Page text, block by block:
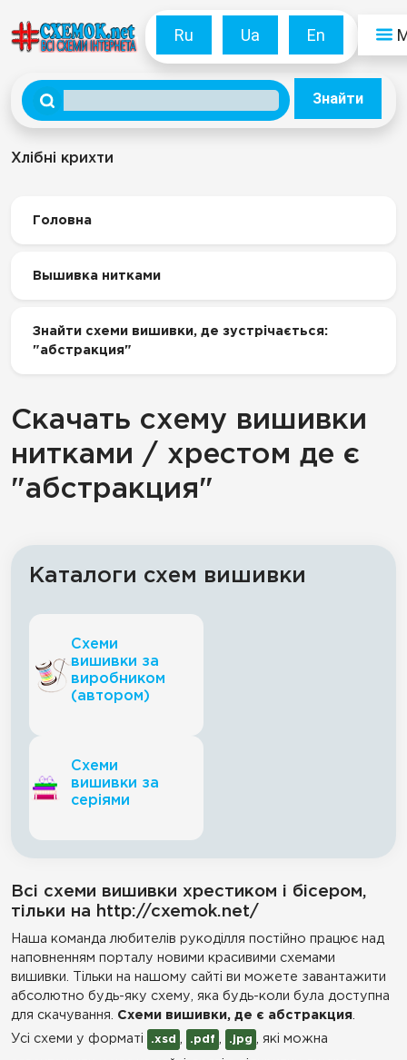
Ru Ua En
Знайти
Хлібні крихти
Головна
Вышивка нитками
Знайти схеми вишивки, де зустрічається:
"абстракция"
Скачать схему вишивки
нитками / хрестом де є
"абстракция"
Каталоги схем вишивки
Схеми
вишивки за
виробником
(автором)
Схеми
вишивки за
серіями
Всі схеми вишивки хрестиком і бісером,
тільки на http://cxemok.net/
Наша команда любителів рукоділля постійно працює над
наповненням порталу новими красивими схемами
вишивки. Тільки на нашому сайті ви можете завантажити
абсолютно будь-яку схему, яка будь-коли була доступна
для скачування. Схеми вишивки, де є абстракция
Усі схеми у форматі
.xsd .pdf .jpg , які можна